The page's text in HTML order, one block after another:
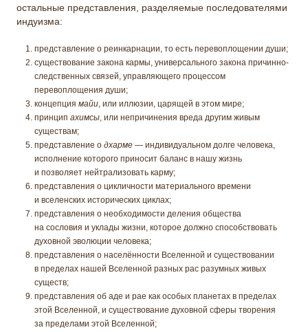
остальные представления, разделяемые последователями
индуизма:
представление о реинкарнации, то есть перевоплощении души;
существование закона кармы, универсального закона причинно-
следственных связей, управляющего процессом
перевоплощения души;
концепциямайи, или иллюзии, царящей в этом мире;
принципахимсы, или непричинения вреда другим живым
существам;
представление одхарме — индивидуальном долге человека,
исполнение которого приносит баланс в нашу жизнь
и позволяет нейтрализовать карму;
представления о цикличности материального времени
и вселенских исторических циклах;
представления о необходимости деления общества
на сословия и уклады жизни, которое должно способствовать
духовной эволюции человека;
представления о населённости Вселенной и существовании
в пределах нашей Вселенной разных рас разумных живых
существ;
представления об аде и рае как особых планетах в пределах
этой Вселенной, и существование духовной сферы творения
за пределами этой Вселенной;